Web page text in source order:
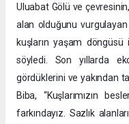
Uluabat Gölü ve
alan olduğunu
kuşların yaşam
söyledi. Son yıllarda
gördüklerini ve yakından
Biba, “Kuşlarımızın
farkındayız. Sazlık